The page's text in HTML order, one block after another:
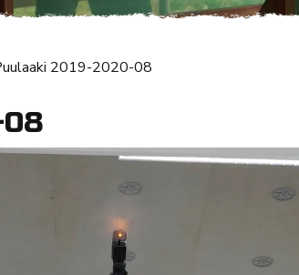
2019-2020-08